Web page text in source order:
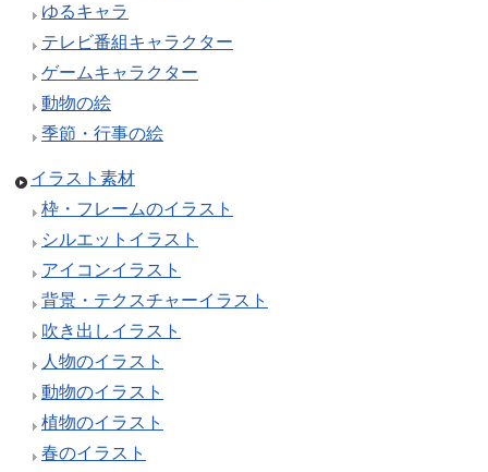
ゆるキャラ
テレビ番組キャラクター
ゲームキャラクター
動物の絵
季節・行事の絵
イラスト素材
枠・フレームのイラスト
シルエットイラスト
アイコンイラスト
背景・テクスチャーイラスト
吹き出しイラスト
人物のイラスト
動物のイラスト
植物のイラスト
春のイラスト